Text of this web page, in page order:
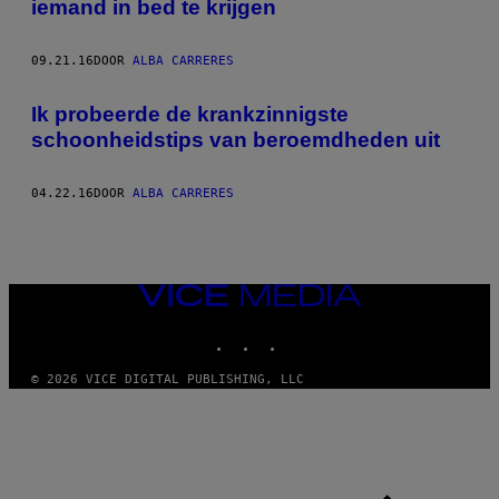
iemand in bed te krijgen
09.21.16DOOR ALBA CARRERES
Ik probeerde de krankzinnigste
schoonheidstips van beroemdheden uit
04.22.16DOOR ALBA CARRERES
VICE
MEDIA
© 2026 VICE DIGITAL PUBLISHING, LLC